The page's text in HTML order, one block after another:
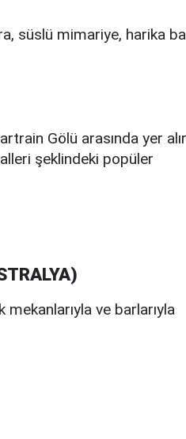
süslü mimariye, harika
Gölü arasında yer
şeklindeki popüler
ve barlarıyla